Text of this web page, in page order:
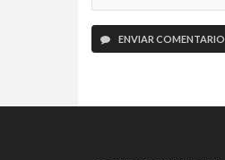
ENVIAR COMENTARIO